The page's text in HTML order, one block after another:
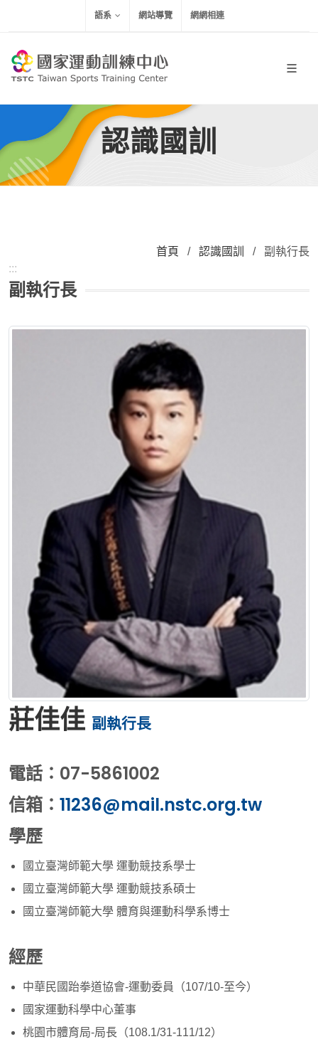
語系 網站導覽 網網相連
認識國訓
首頁 / 認識國訓 / 副執行長
:::
副執行長
莊佳佳 副執行長
電話：07-5861002
信箱： 11236@mail.nstc.org.tw
學歷
國立臺灣師範大學 運動競技系學士
國立臺灣師範大學 運動競技系碩士
國立臺灣師範大學 體育與運動科學系博士
經歷
中華民國跆拳道協會-運動委員（107/10-至今）
國家運動科學中心董事
桃園市體育局-局長（108.1/31-111/12）